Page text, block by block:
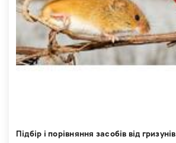
Підбір і порівняння засобів від гризунів